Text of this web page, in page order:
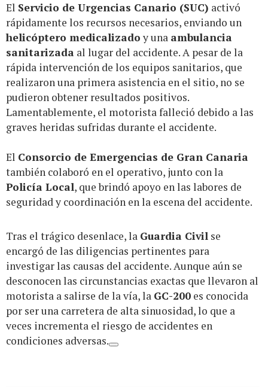
El Servicio de Urgencias Canario (SUC) activó
rápidamente los recursos necesarios, enviando un
helicóptero medicalizado y una ambulancia
sanitarizada al lugar del accidente. A pesar de la
rápida intervención de los equipos sanitarios, que
realizaron una primera asistencia en el sitio, no se
pudieron obtener resultados positivos.
Lamentablemente, el motorista falleció debido a las
graves heridas sufridas durante el accidente.
El Consorcio de Emergencias de Gran Canaria
también colaboró en el operativo, junto con la
Policía Local, que brindó apoyo en las labores de
seguridad y coordinación en la escena del accidente.
Tras el trágico desenlace, la Guardia Civil se
encargó de las diligencias pertinentes para
investigar las causas del accidente. Aunque aún se
desconocen las circunstancias exactas que llevaron al
motorista a salirse de la vía, la GC-200 es conocida
por ser una carretera de alta sinuosidad, lo que a
veces incrementa el riesgo de accidentes en
condiciones adversas.